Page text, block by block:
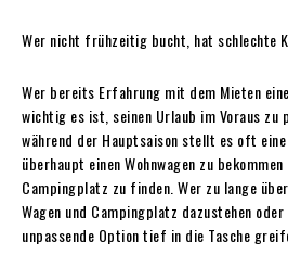
Wer nicht frühzeitig bucht, hat schlechte
Wer bereits Erfahrung mit dem Mieten
wichtig es ist, seinen Urlaub im Voraus zu
während der Hauptsaison stellt es oft
überhaupt einen Wohnwagen zu
Campingplatz zu finden. Wer zu lange
Wagen und Campingplatz dazustehen
unpassende Option tief in die Tasche